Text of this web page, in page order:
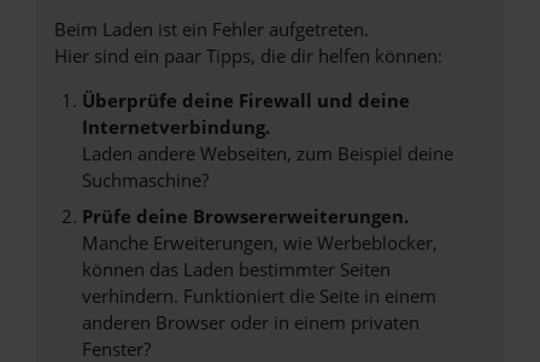
Beim Laden ist ein Fehler aufgetreten.
Hier sind ein paar Tipps, die dir helfen können:
Überprüfe deine Firewall und deine
Internetverbindung.
Laden andere Webseiten, zum Beispiel deine
Suchmaschine?
Prüfe deine Browsererweiterungen.
Manche Erweiterungen, wie Werbeblocker,
können das Laden bestimmter Seiten
verhindern. Funktioniert die Seite in einem
anderen Browser oder in einem privaten
Fenster?